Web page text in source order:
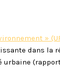
»
dans la